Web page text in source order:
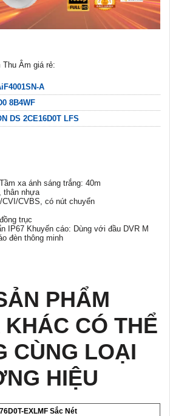
Thu Âm giá rẻ:
A
8B4WF
DS 2CE16D0T LFS
xa ánh sáng trắng: 40m
thân nhựa
CVBS, có nút chuyển
trục
IP67 Khuyến cáo: Dùng với đầu DVR M
đèn thông minh
PHẨM
CÓ THỂ
CÙNG LOẠI
HIỆU
EXLMF Sắc Nét